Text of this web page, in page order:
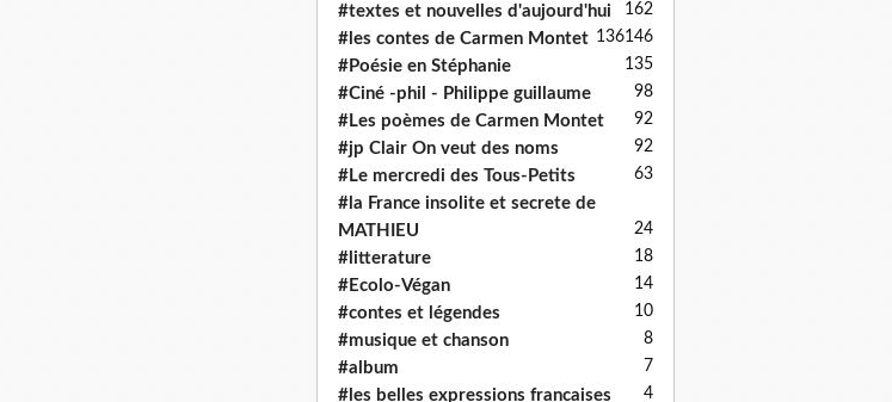
162
#textes et nouvelles d'aujourd'hui
146
#les contes de Carmen Montet 136
#Poésie en Stéphanie 135
#Ciné -phil - Philippe guillaume 98
#Les poèmes de Carmen Montet 92
#jp Clair On veut des noms 92
#Le mercredi des Tous-Petits 63
#la France insolite et secrete de
MATHIEU
24
#litterature 18
#Ecolo-Végan 14
#contes et légendes 10
#musique et chanson 8
#album 7
#les belles expressions francaises 4